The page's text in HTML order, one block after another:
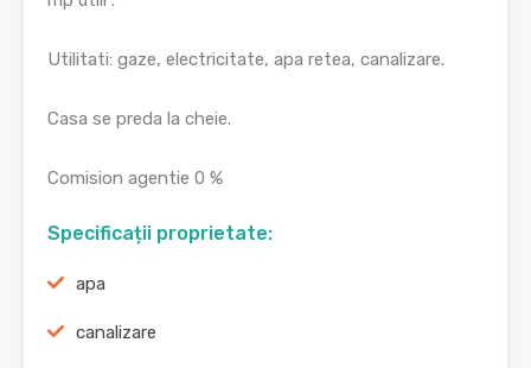
Utilitati: gaze, electricitate, apa retea, canalizare.
Casa se preda la cheie.
Comision agentie 0 %
Specificații proprietate:
apa
canalizare